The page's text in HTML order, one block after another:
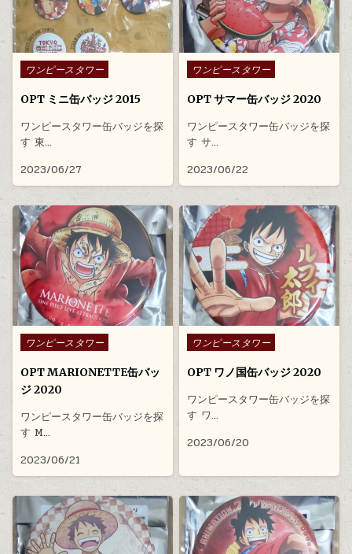
Posted in
ワンピースタワー
OPT ミニ缶バッジ 2015
ワンピースタワー缶バッジを探
す 東…
2023/06/27
Posted in
ワンピースタワー
OPT サマー缶バッジ 2020
ワンピースタワー缶バッジを探
す サ…
2023/06/22
Posted in
ワンピースタワー
OPT MARIONETTE缶バッ
ジ 2020
ワンピースタワー缶バッジを探
す M…
2023/06/21
Posted in
ワンピースタワー
OPT ワノ国缶バッジ 2020
ワンピースタワー缶バッジを探
す ワ…
2023/06/20